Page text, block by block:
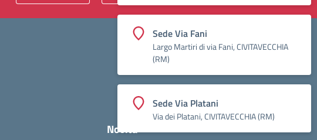
Sede Via Fani
Largo Martiri di via Fani, CIVITAVECCHIA
(RM)
Sede Via Platani
Via dei Platani, CIVITAVECCHIA (RM)
Novità